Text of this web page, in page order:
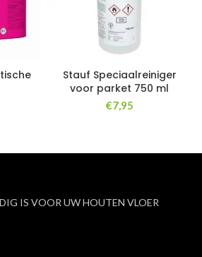
Stauf Speciaalreiniger
voor parket 750 ml
€7,95
IS VOOR UW HOUTEN VLOER